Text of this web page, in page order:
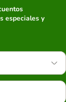
especiales y